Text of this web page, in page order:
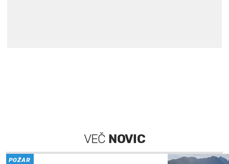
VEČ NOVIC
POŽAR